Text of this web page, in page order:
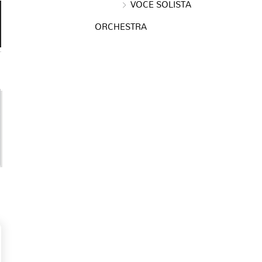
VOCE SOLISTA
ORCHESTRA